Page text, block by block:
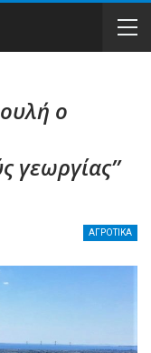
ο
ΑΓΡΟΤΙΚΑ